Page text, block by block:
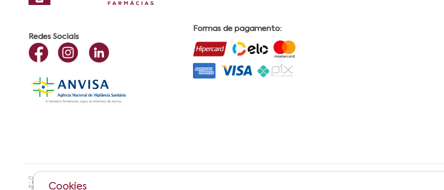
Cookies
Redes Sociais
Formas de pagamento:
Copyright ©? 2021 Farmácias Permanente - Todos os direitos reservados. RAZÃO SOCIAL | COMERCIAL DRUGSTORE|CNPJ: 05.230.009/0009-60 | End: Av. Tomas Espindola nº 630 - Farol
- Maceió - AL| CEP:57.051-000 Farmacêutica Responsável: Maria Cristiene de Oliveira Alves, CRF/AL Nº 2558 OBS: Preços exclusivos para produtos comercializados na Loja Virtual da
Farmácias Permanente | Horário de Atendimento: De Segunda à Sexta das 8h00 às 17h30 Email: